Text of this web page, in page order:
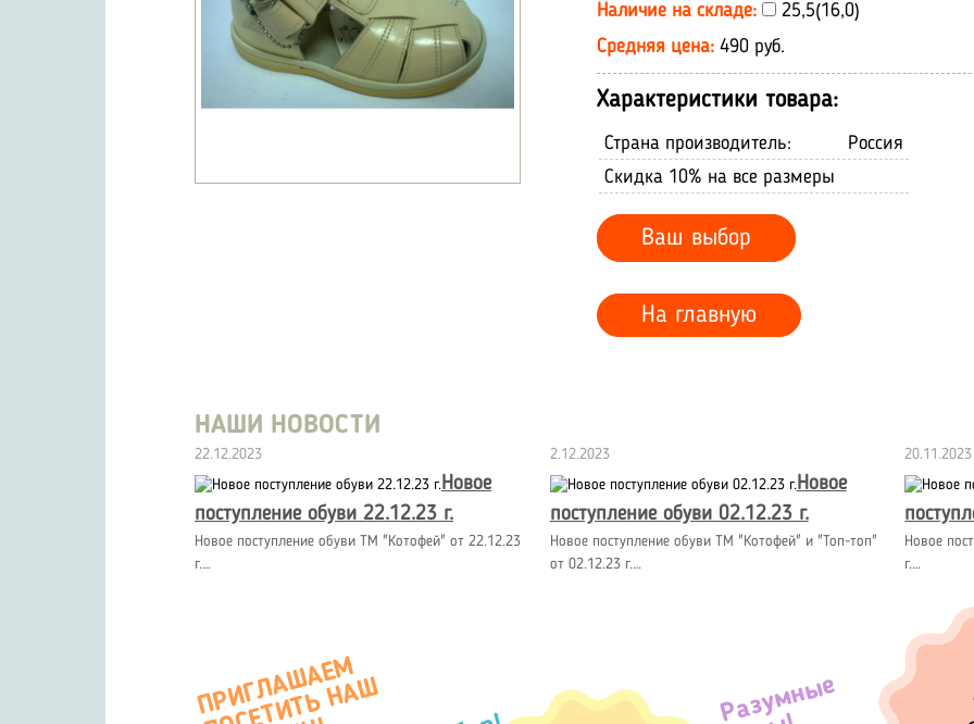
Наличие на складе:
25,5(16,0)
Средняя цена: 490 руб.
Характеристики товара:
Страна производитель:
Россия
Скидка 10% на все размеры
Ваш выбор
На главную
НАШИ НОВОСТИ
22.12.2023
Новое
поступление обуви 22.12.23 г.
Новое поступление обуви ТМ "Котофей" от 22.12.23
г.…
2.12.2023
Новое
поступление обуви 02.12.23 г.
Новое поступление обуви ТМ "Котофей" и "Топ-топ"
от 02.12.23 г.…
20.11.2023
Новое
г.…
П
Р
И
Г
А
Ш
А
Е
М
О
С
Е
Т
И
Т
Ь
Н
А
М
А
Г
А
З
И Разумные